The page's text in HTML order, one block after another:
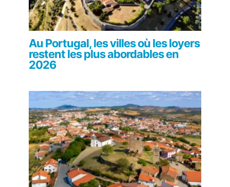
Au Portugal, les villes où les loyers
restent les plus abordables en
2026